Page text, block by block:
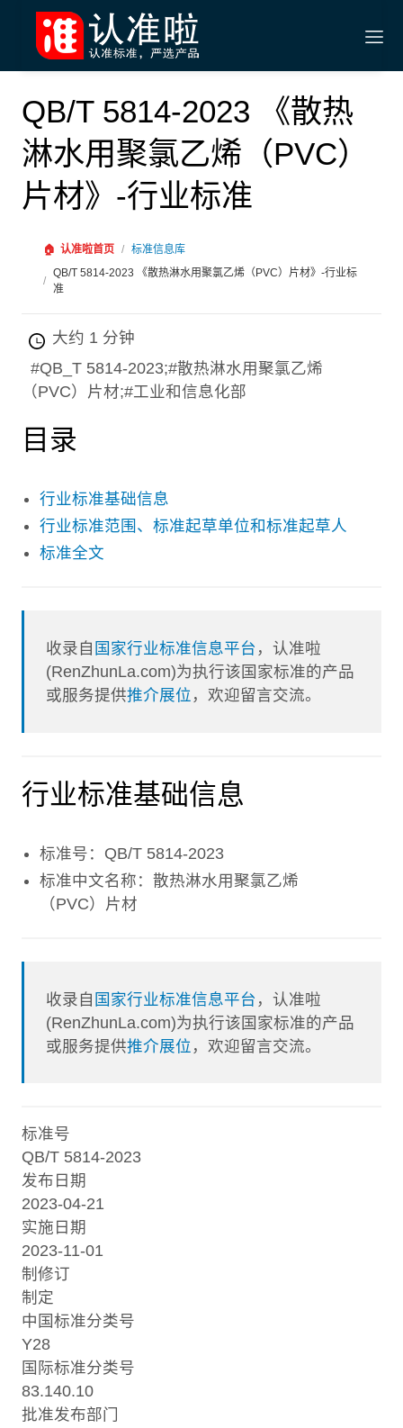
QB/T 5814-2023 《散热
淋水用聚氯乙烯（PVC）
片材》-行业标准
🏠 认准啦首页 / 标准信息库
/
QB/T 5814-2023 《散热淋水用聚氯乙烯（PVC）片材》-行业标
准
大约 1 分钟
#QB_T 5814-2023;#散热淋水用聚氯乙烯
（PVC）片材;#工业和信息化部
目录
行业标准基础信息
行业标准范围、标准起草单位和标准起草人
标准全文
收录自 国家行业标准信息平台 ，认准啦
(RenZhunLa.com)为执行该国家标准的产品
或服务提供推介展位 ，欢迎留言交流。
行业标准基础信息
标准号：QB/T 5814-2023
标准中文名称：散热淋水用聚氯乙烯
（PVC）片材
收录自 国家行业标准信息平台 ，认准啦
(RenZhunLa.com)为执行该国家标准的产品
或服务提供推介展位 ，欢迎留言交流。
标准号
QB/T 5814-2023
发布日期
2023-04-21
实施日期
2023-11-01
制修订
制定
中国标准分类号
Y28
国际标准分类号
83.140.10
批准发布部门